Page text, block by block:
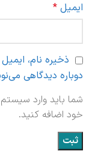
ایمیل *
ذخیره نام،
دوباره دیدگاهی
شما باید وارد
خود اضافه کنید.